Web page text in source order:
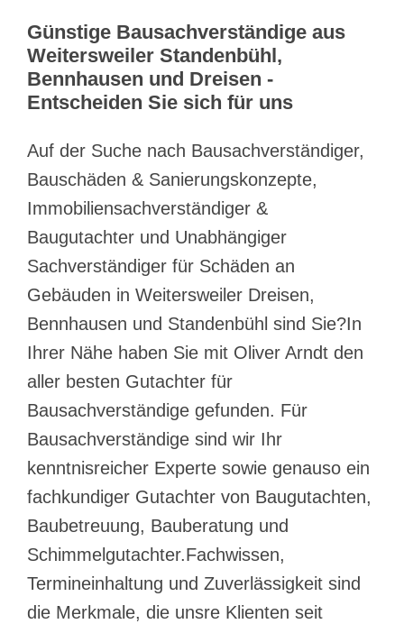
Günstige Bausachverständige aus
Weitersweiler Standenbühl,
Bennhausen und Dreisen -
Entscheiden Sie sich für uns
Auf der Suche nach Bausachverständiger,
Bauschäden & Sanierungskonzepte,
Immobiliensachverständiger &
Baugutachter und Unabhängiger
Sachverständiger für Schäden an
Gebäuden in Weitersweiler Dreisen,
Bennhausen und Standenbühl sind Sie?In
Ihrer Nähe haben Sie mit Oliver Arndt den
aller besten Gutachter für
Bausachverständige gefunden. Für
Bausachverständige sind wir Ihr
kenntnisreicher Experte sowie genauso ein
fachkundiger Gutachter von Baugutachten,
Baubetreuung, Bauberatung und
Schimmelgutachter.Fachwissen,
Termineinhaltung und Zuverlässigkeit sind
die Merkmale, die unsre Klienten seit